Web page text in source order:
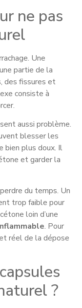
ne pas
Une
partie de la
des fissures et
consiste à
aussi problème.
blesser les
bien plus doux. Il
et garder la
du temps. Un
trop faible pour
loin d’une
. Pour
réel de la dépose
?